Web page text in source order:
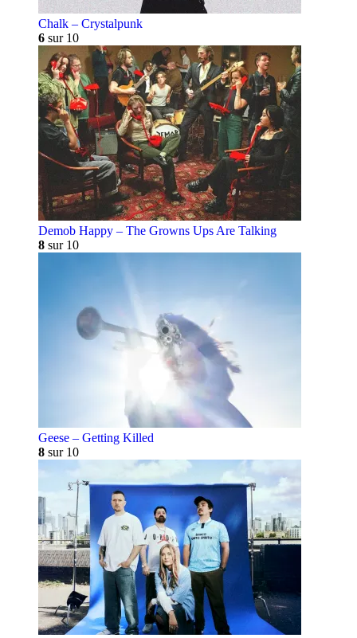
Chalk – Crystalpunk
6 sur 10
Demob Happy – The Growns Ups Are Talking
8 sur 10
Geese – Getting Killed
8 sur 10